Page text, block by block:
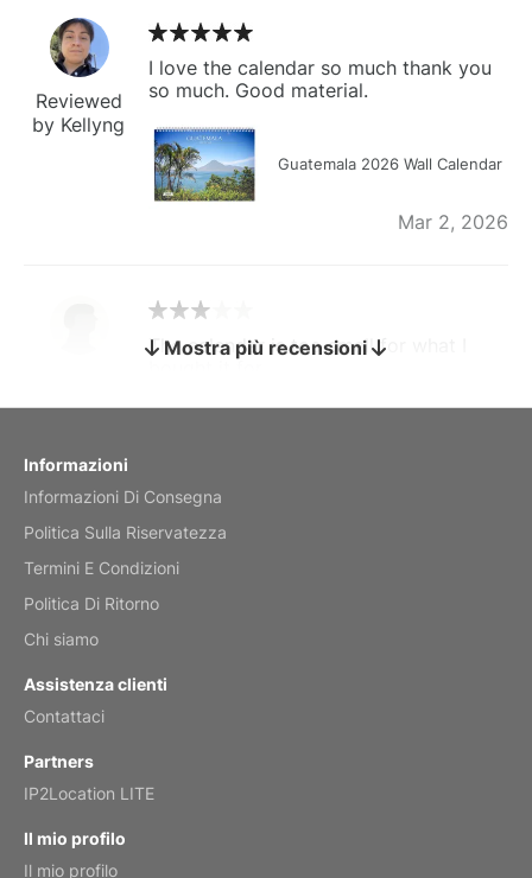
Reviewed
by Kellyng
I love the calendar so much thank you
so much. Good material.
Guatemala 2026 Wall Calendar
Mar 2, 2026
by charles
The calendar is too small for what I
bought it for
by Anne
Mostra più recensioni
Informazioni
Informazioni Di Consegna
Politica Sulla Riservatezza
Termini E Condizioni
Politica Di Ritorno
Chi siamo
Assistenza clienti
Contattaci
Partners
IP2Location LITE
Il mio profilo
Il mio profilo